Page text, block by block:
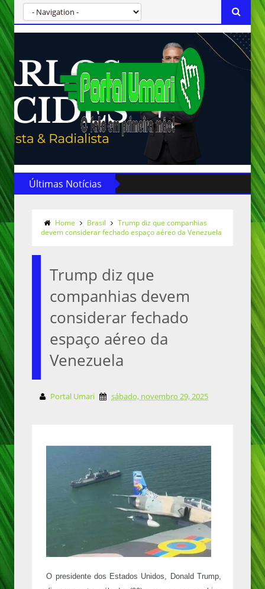
Últimas Notícias
Home Brasil
Trump diz que companhias
devem considerar fechado espaço aéreo da Venezuela
Trump diz que
companhias devem
considerar fechado
espaço aéreo da
Venezuela
Portal Umari sábado, novembro 29, 2025
O presidente dos Estados Unidos, Donald Trump,